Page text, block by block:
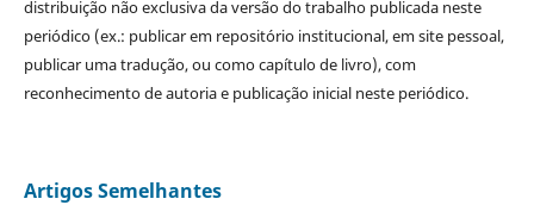
distribuição não exclusiva da versão do trabalho publicada neste
periódico (ex.: publicar em repositório institucional, em site pessoal,
publicar uma tradução, ou como capítulo de livro), com
reconhecimento de autoria e publicação inicial neste periódico.
Artigos Semelhantes